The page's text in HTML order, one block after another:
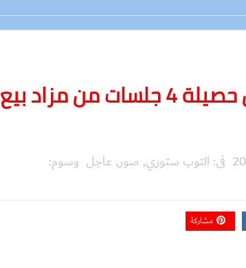
“الزراعة”: 192 مليون حصيلة 4 جلسات من مزاد بيع
فى: التوب ستوري, صور, عاجل وسوم:
مشاركة